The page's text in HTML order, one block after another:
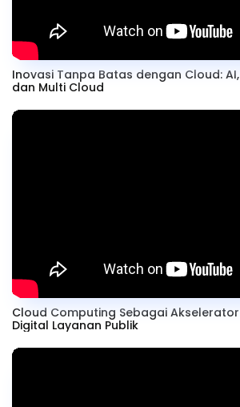
Inovasi Tanpa Batas dengan Cloud:
dan Multi Cloud
Cloud Computing Sebagai
Digital Layanan Publik